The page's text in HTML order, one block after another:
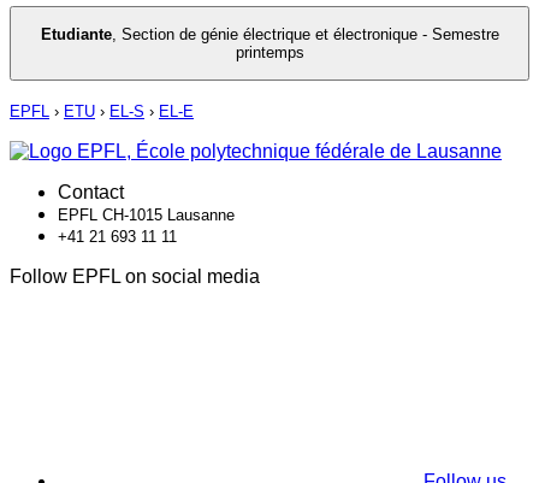
Etudiante, Section de génie électrique et électronique - Semestre
printemps
EPFL › ETU › EL-S › EL-E
Contact
EPFL CH-1015 Lausanne
+41 21 693 11 11
Follow EPFL on social media